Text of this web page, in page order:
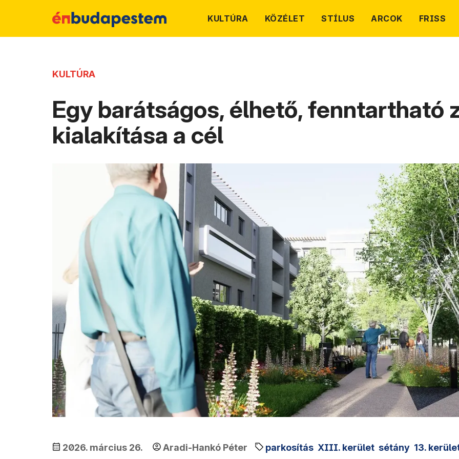
KULTÚRA KÖZÉLET STÍLUS ARCOK FRISS
KULTÚRA
Egy barátságos, élhető, fenntartható
kialakítása a cél
2026. március 26. Aradi-Hankó Péter parkosítás XIII. kerület sétány 13.